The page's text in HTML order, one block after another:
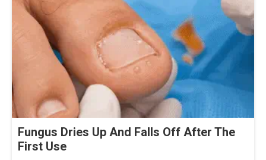
Fungus Dries Up And Falls Off After The
First Use